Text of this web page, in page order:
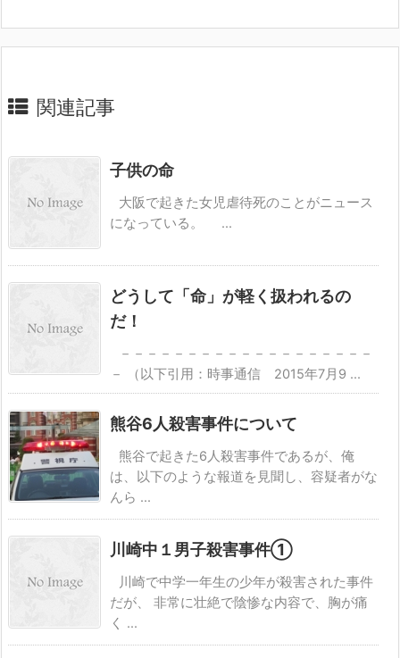
関連記事
子供の命
大阪で起きた女児虐待死のことがニュース
になっている。 ...
どうして「命」が軽く扱われるの
だ！
－－－－－－－－－－－－－－－－－－－
－ （以下引用：時事通信 2015年7月9 ...
熊谷6人殺害事件について
熊谷で起きた6人殺害事件であるが、俺
は、以下のような報道を見聞し、容疑者がな
んら ...
川崎中１男子殺害事件①
川崎で中学一年生の少年が殺害された事件
だが、 非常に壮絶で陰惨な内容で、胸が痛
く ...